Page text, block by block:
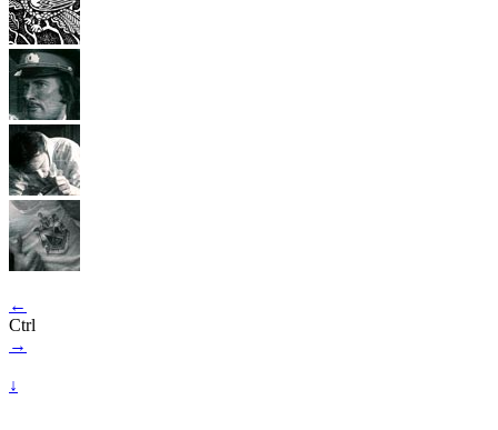
←
Ctrl
→
↓